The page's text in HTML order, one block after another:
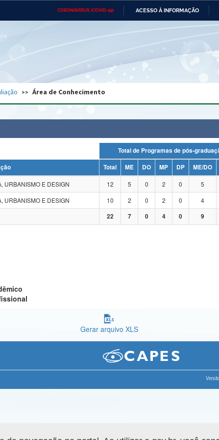
CORONAVÍRUS (COVID-19) ACESSO À INFORMAÇÃO
Ministério das Relações
Ministério do Desenvolvimento
Regional e
Advocacia-Geral da União Banco Central do Brasil
Área de Conhecimento
Total de Programas de pós-
Total ME DO MP DP ME/DO
URBANISMO E DESIGN 12 5 0 2 0 5
URBANISMO E DESIGN 10 2 0 2 0 4
22 7 0 4 0 9
Gerar arquivo XLS